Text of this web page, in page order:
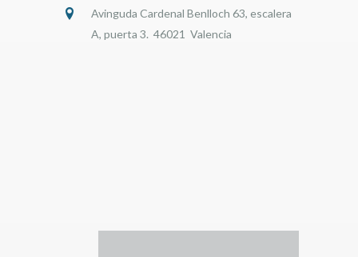
Avinguda Cardenal Benlloch 63, escalera
A, puerta 3. 46021 Valencia